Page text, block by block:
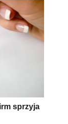
sprzyja